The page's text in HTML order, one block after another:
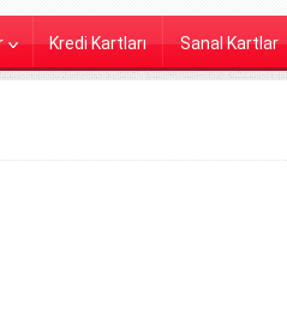
Kredi Kartları Sanal Kartlar